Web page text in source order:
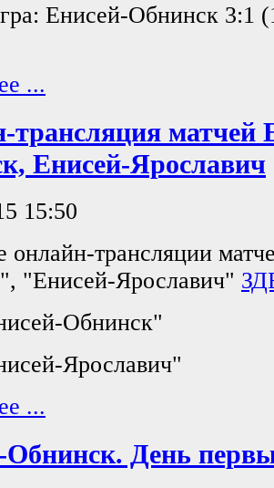
Енисей-Обнинск 3:1
...
трансляция матчей
Енисей-Ярославич
15:50
онлайн-трансляции
"Енисей-Ярославич"
Обнинск"
Ярославич"
...
Обнинск. День